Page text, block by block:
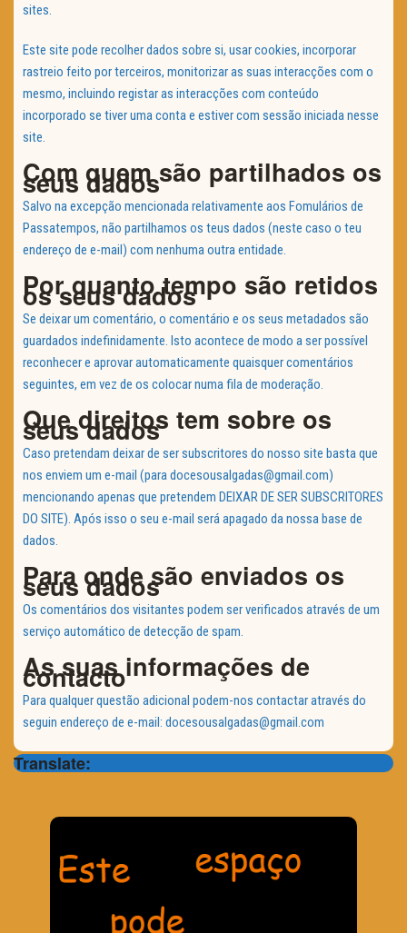
sites.
Este site pode recolher dados sobre si, usar cookies, incorporar
rastreio feito por terceiros, monitorizar as suas interacções com o
mesmo, incluindo registar as interacções com conteúdo
incorporado se tiver uma conta e estiver com sessão iniciada nesse
site.
Com quem são partilhados os
seus dados
Salvo na excepção mencionada relativamente aos Fomulários de
Passatempos, não partilhamos os teus dados (neste caso o teu
endereço de e-mail) com nenhuma outra entidade.
Por quanto tempo são retidos
os seus dados
Se deixar um comentário, o comentário e os seus metadados são
guardados indefinidamente. Isto acontece de modo a ser possível
reconhecer e aprovar automaticamente quaisquer comentários
seguintes, em vez de os colocar numa fila de moderação.
Que direitos tem sobre os
seus dados
Caso pretendam deixar de ser subscritores do nosso site basta que
nos enviem um e-mail (para docesousalgadas@gmail.com)
mencionando apenas que pretendem DEIXAR DE SER SUBSCRITORES
DO SITE). Após isso o seu e-mail será apagado da nossa base de
dados.
Para onde são enviados os
seus dados
Os comentários dos visitantes podem ser verificados através de um
serviço automático de detecção de spam.
As suas informações de
contacto
Para qualquer questão adicional podem-nos contactar através do
seguin endereço de e-mail: docesousalgadas@gmail.com
Translate: